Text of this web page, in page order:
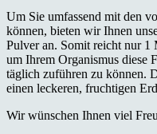
Um Sie umfassend mit den
können, bieten wir Ihnen
Pulver an. Somit reicht nur 1
um Ihrem Organismus diese
täglich zuführen zu können.
einen leckeren, fruchtigen
Wir wünschen Ihnen viel